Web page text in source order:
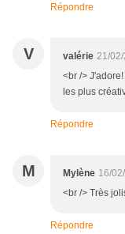
Répondre
V valérie 21/
<br />
les plus
Répondre
M Mylène 16/
<br /> Très
Répondre